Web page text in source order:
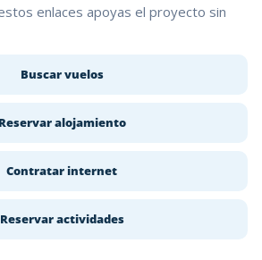
enlaces apoyas el proyecto sin
Buscar vuelos
Reservar alojamiento
Contratar internet
Reservar actividades